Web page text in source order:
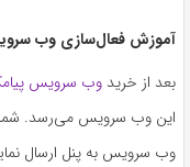
آموزش فعال‌سازی وب
بعد از خرید وب سرویس
این وب سرویس می‌رسد. شما
وب سرویس به پنل ارسال